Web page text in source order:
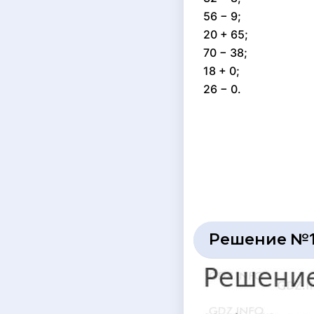
56 − 9;
20 + 65;
70 − 38;
18 + 0;
26 − 0.
Решение